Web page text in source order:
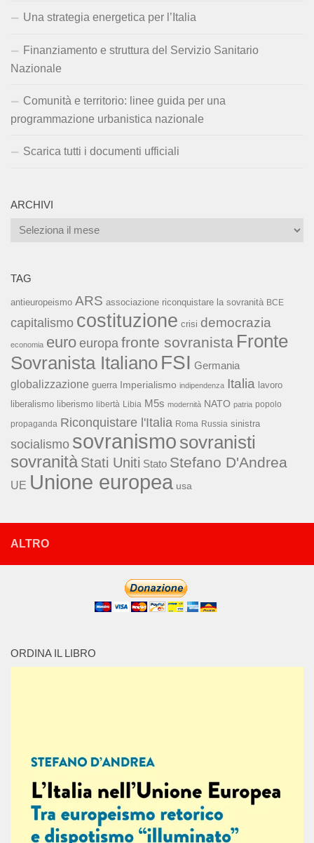
Una strategia energetica per l’Italia
Finanziamento e struttura del Servizio Sanitario
Nazionale
Comunità e territorio: linee guida per una
programmazione urbanistica nazionale
Scarica tutti i documenti ufficiali
ARCHIVI
Archivi
TAG
antieuropeismo ARS associazione riconquistare la sovranità BCE
capitalismo costituzione crisi democrazia
economia euro europa fronte sovranista Fronte
Sovranista Italiano FSI Germania
globalizzazione guerra Imperialismo indipendenza Italia lavoro
liberalismo liberismo libertà Libia M5s modernità NATO patria popolo
propaganda Riconquistare l'Italia Roma Russia sinistra
socialismo sovranismo sovranisti
sovranità Stati Uniti Stato Stefano D'Andrea
UE Unione europea usa
ALTRO
ORDINA IL LIBRO